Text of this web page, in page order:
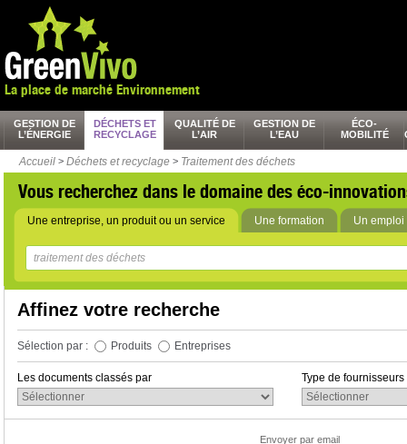
La place de marché Environnement
GESTION DE
L’ÉNERGIE
DÉCHETS ET
RECYCLAGE
QUALITÉ DE
L’AIR
GESTION DE
L’EAU
ÉCO-
MOBILITÉ
Accueil > Déchets et recyclage > Traitement des déchets
Vous recherchez dans le domaine des éco-
Une entreprise, un produit ou un service Une formation Un emploi
Affinez votre recherche
Sélection par : Produits Entreprises
Les documents classés par Type de fournisseurs
Envoyer par email